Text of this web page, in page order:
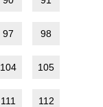
97 98
104 105
111 112